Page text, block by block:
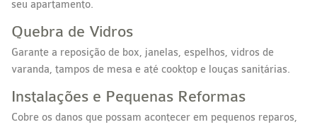
seu apartamento.
Quebra de Vidros
Garante a reposição de box, janelas, espelhos, vidros de
varanda, tampos de mesa e até cooktop e louças sanitárias.
Instalações e Pequenas Reformas
Cobre os danos que possam acontecer em pequenos reparos,